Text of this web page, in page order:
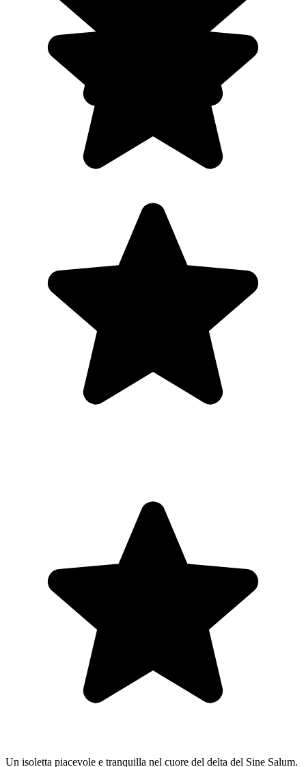
Un isoletta piacevole e tranquilla nel cuore del delta del Sine Salum.